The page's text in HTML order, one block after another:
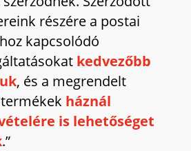
részére a postai
kapcsolódó
kedvezőbb
, és a megrendelt
háznál
is lehetőséget
.”